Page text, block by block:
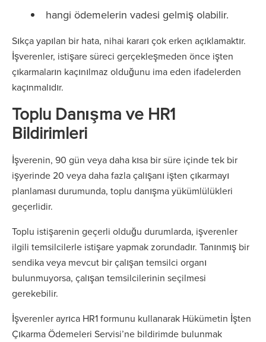
hangi ödemelerin vadesi gelmiş olabilir.
Sıkça yapılan bir hata, nihai kararı çok erken açıklamaktır.
İşverenler, istişare süreci gerçekleşmeden önce işten
çıkarmaların kaçınılmaz olduğunu ima eden ifadelerden
kaçınmalıdır.
Toplu Danışma ve HR1
Bildirimleri
İşverenin, 90 gün veya daha kısa bir süre içinde tek bir
işyerinde 20 veya daha fazla çalışanı işten çıkarmayı
planlaması durumunda, toplu danışma yükümlülükleri
geçerlidir.
Toplu istişarenin geçerli olduğu durumlarda, işverenler
ilgili temsilcilerle istişare yapmak zorundadır. Tanınmış bir
sendika veya mevcut bir çalışan temsilci organı
bulunmuyorsa, çalışan temsilcilerinin seçilmesi
gerekebilir.
İşverenler ayrıca HR1 formunu kullanarak Hükümetin İşten
Çıkarma Ödemeleri Servisi’ne bildirimde bulunmak